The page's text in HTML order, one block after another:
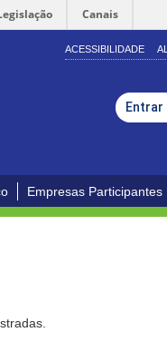
Canais
ACESSIBILIDADE
Entrar
Empresas Participantes